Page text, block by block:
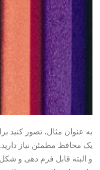
به عنوان مثال، تصور کنید
یک محافظ مطمئن نیاز
و البته قابل فرم دهی و